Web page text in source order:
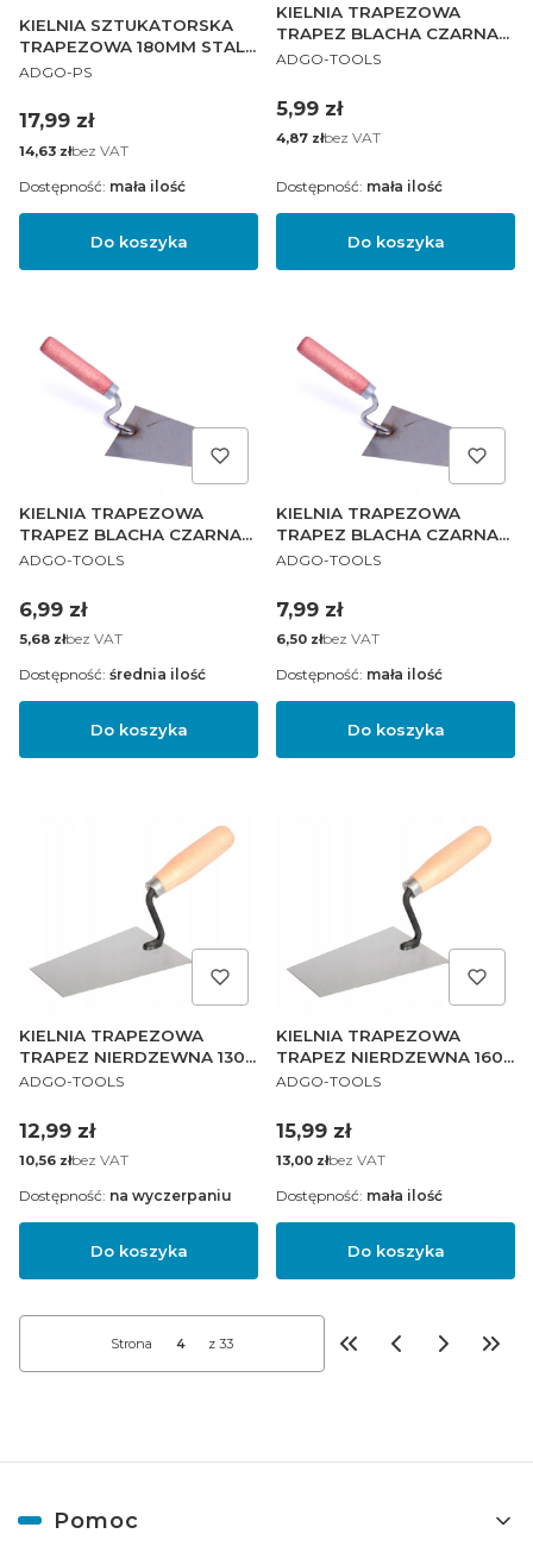
KIELNIA SZTUKATORSKA
TRAPEZOWA 180MM STAL
DREWNO
PRODUCENT
ADGO-PS
Cena
17,99 zł
Cena
14,63 złbez VAT
Do koszyka
Dostępność: mała ilość
KIELNIA TRAPEZOWA
TRAPEZ BLACHA CZARNA
PL 120 mm
PRODUCENT
ADGO-TOOLS
Cena
5,99 zł
Cena
4,87 złbez VAT
Do koszyka
Dostępność: mała ilość
KIELNIA TRAPEZOWA
TRAPEZ BLACHA CZARNA
PL 160 mm
PRODUCENT
ADGO-TOOLS
Cena
6,99 zł
Cena
5,68 złbez VAT
Do koszyka
Dostępność: średnia ilość
KIELNIA TRAPEZOWA
TRAPEZ BLACHA CZARNA
PL 200 mm
PRODUCENT
ADGO-TOOLS
Cena
7,99 zł
Cena
6,50 złbez VAT
Do koszyka
Dostępność: mała ilość
KIELNIA TRAPEZOWA
TRAPEZ NIERDZEWNA 130
mm PL
PRODUCENT
ADGO-TOOLS
Cena
12,99 zł
Cena
10,56 złbez VAT
Do koszyka
Dostępność: na wyczerpaniu
KIELNIA TRAPEZOWA
TRAPEZ NIERDZEWNA 160
mm PL
PRODUCENT
ADGO-TOOLS
Cena
15,99 zł
Cena
13,00 złbez VAT
Do koszyka
Dostępność: mała ilość
Wróć do pierwszej
Strona z 33
Linki w stopce
Pomoc